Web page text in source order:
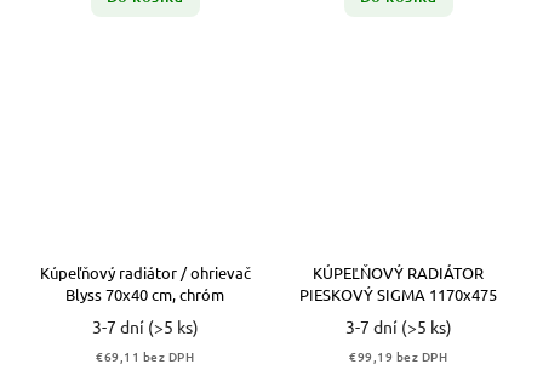
Kúpeľňový radiátor / ohrievač
Blyss 70x40 cm, chróm
3-7 dní (>5 ks)
€69,11 bez DPH
KÚPEĽŇOVÝ RADIÁTOR
PIESKOVÝ SIGMA 1170x475
3-7 dní (>5 ks)
€99,19 bez DPH